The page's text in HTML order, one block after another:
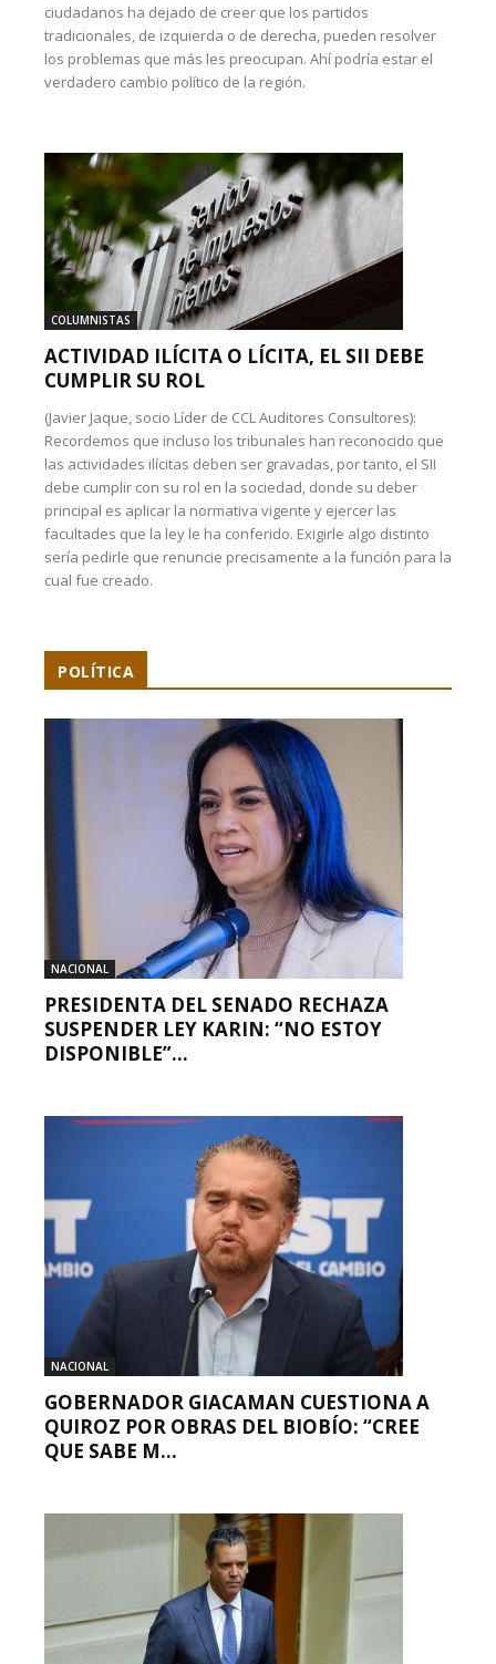
ciudadanos ha dejado de creer que los partidos
tradicionales, de izquierda o de derecha, pueden resolver
los problemas que más les preocupan. Ahí podría estar el
verdadero cambio político de la región.
COLUMNISTAS
ACTIVIDAD ILÍCITA O LÍCITA, EL SII DEBE
CUMPLIR SU ROL
(Javier Jaque, socio Líder de CCL Auditores Consultores):
Recordemos que incluso los tribunales han reconocido que
las actividades ilícitas deben ser gravadas, por tanto, el SII
debe cumplir con su rol en la sociedad, donde su deber
principal es aplicar la normativa vigente y ejercer las
facultades que la ley le ha conferido. Exigirle algo distinto
sería pedirle que renuncie precisamente a la función para la
cual fue creado.
POLÍTICA
NACIONAL
PRESIDENTA DEL SENADO RECHAZA
SUSPENDER LEY KARIN: “NO ESTOY
DISPONIBLE”...
NACIONAL
GOBERNADOR GIACAMAN CUESTIONA A
QUIROZ POR OBRAS DEL BIOBÍO: “CREE
QUE SABE M...